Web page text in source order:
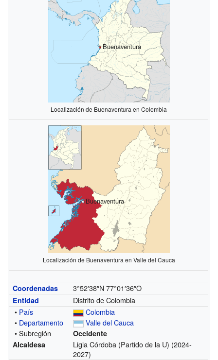
Buenaventura
Localización de Buenaventura en Colombia
Buenaventura
Localización de Buenaventura en Valle del Cauca
Coordenadas 3°52′38″N 77°01′36″O
Entidad
Distrito de Colombia
• País
Colombia
• Departamento
Valle del Cauca
• Subregión
Occidente
Alcaldesa
Ligia Córdoba (Partido de la U) (2024-
2027)